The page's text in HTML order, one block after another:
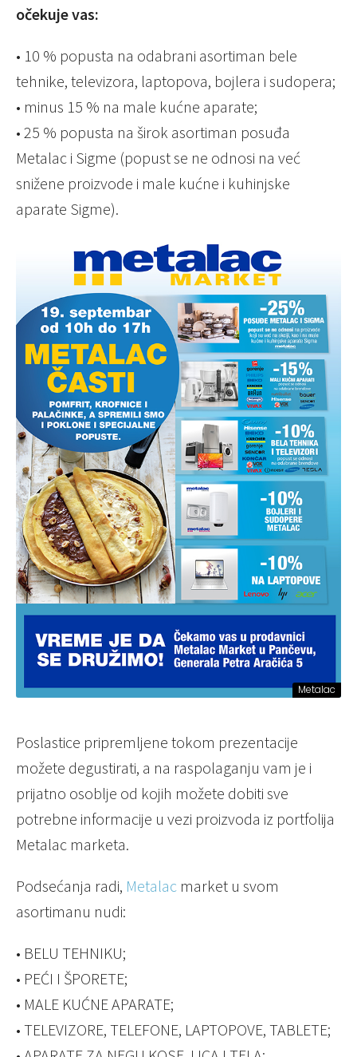
očekuje vas:
• 10 % popusta na odabrani asortiman bele
tehnike, televizora, laptopova, bojlera i sudopera;
• minus 15 % na male kućne aparate;
• 25 % popusta na širok asortiman posuđa
Metalac i Sigme (popust se ne odnosi na već
snižene proizvode i male kućne i kuhinjske
aparate Sigme).
Metalac
Poslastice pripremljene tokom prezentacije
možete degustirati, a na raspolaganju vam je i
prijatno osoblje od kojih možete dobiti sve
potrebne informacije u vezi proizvoda iz portfolija
Metalac marketa.
Podsećanja radi, Metalac market u svom
asortimanu nudi:
• BELU TEHNIKU;
• PEĆI I ŠPORETE;
• MALE KUĆNE APARATE;
• TELEVIZORE, TELEFONE, LAPTOPOVE, TABLETE;